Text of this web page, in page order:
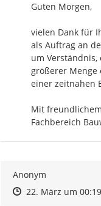
Guten Morgen,
vielen Dank für
als Auftrag an
um
größerer Menge
einer zeitnahen
Mit
Fachbereich
Anonym
Zeitpunkt des
Zeitpunkt des
22. März um 00:19